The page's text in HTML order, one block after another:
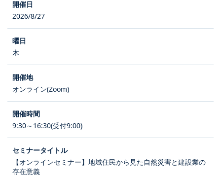
2026/8/27
木
オンライン(Zoom)
9:30～16:30(受付9:00)
【オンラインセミナー】地域住民から見た自然災害と建設業の
存在意義